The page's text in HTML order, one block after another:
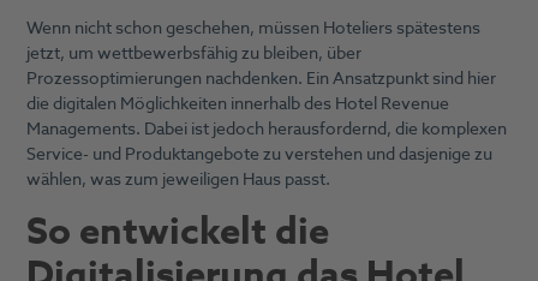
Wenn nicht schon geschehen, müssen Hoteliers spätestens
jetzt, um wettbewerbsfähig zu bleiben, über
Prozessoptimierungen nachdenken. Ein Ansatzpunkt sind hier
die digitalen Möglichkeiten innerhalb des Hotel Revenue
Managements. Dabei ist jedoch herausfordernd, die komplexen
Service- und Produktangebote zu verstehen und dasjenige zu
wählen, was zum jeweiligen Haus passt.
So entwickelt die